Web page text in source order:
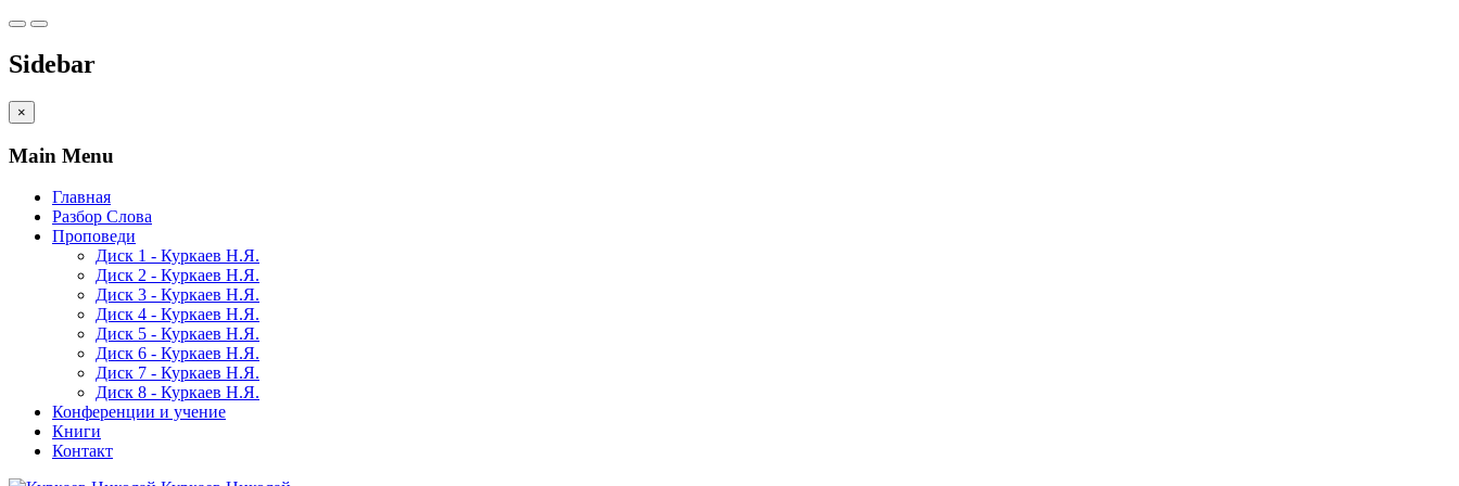
Sidebar
×
Main Menu
Главная
Разбор Слова
Проповеди
Диск 1 - Куркаев Н.Я.
Диск 2 - Куркаев Н.Я.
Диск 3 - Куркаев Н.Я.
Диск 4 - Куркаев Н.Я.
Диск 5 - Куркаев Н.Я.
Диск 6 - Куркаев Н.Я.
Диск 7 - Куркаев Н.Я.
Диск 8 - Куркаев Н.Я.
Конференции и учение
Книги
Контакт